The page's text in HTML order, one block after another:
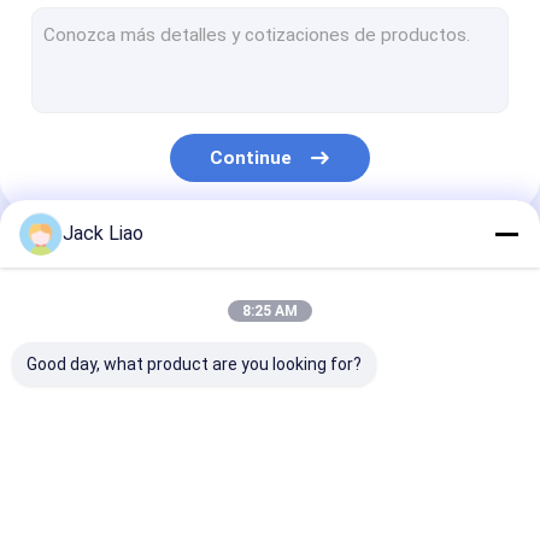
Núcleo do transformador que empilha a tabela
Aleta ondulada que forma a máquina
Continue
Nossas Categorias
Jack Liao
8:25 AM
Good day, what product are you looking for?